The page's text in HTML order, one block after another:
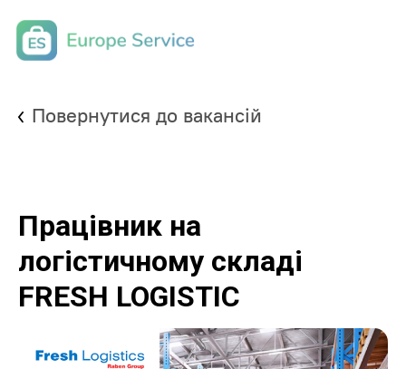
Повернутися до вакансій
Працівник на
логістичному складі
FRESH LOGISTIC